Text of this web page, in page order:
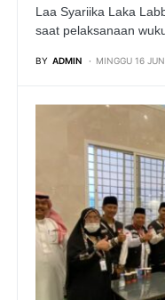
Laa Syariika Laka
saat pelaksanaan
BY ADMIN MINGGU 16